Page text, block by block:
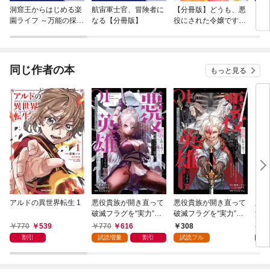
洞窟王からはじめる楽
園ライフ ～万能の採掘
航宙軍士官、冒険者に
なる【分冊版】
【分冊版】どうも、悪
役にされた令嬢ですけ
同じ作者の本 もっと見る
アルドの異世界転生 1
770 539
割引
悪役貴族が開き直って
破滅フラグを“実力”で
叩き折っていたら、い
つの間にかヒロイン達
770 616
試読増量 割引
悪役貴族が開き直って
破滅フラグを“実力”で
叩き折っていたら、い
つの間にかヒロイン達
308
試読フル
法